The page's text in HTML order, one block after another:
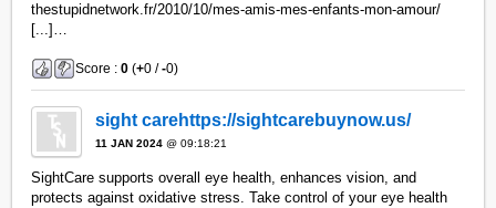
thestupidnetwork.fr/2010/10/mes-amis-mes-enfants-mon-amour/
[...]…
Score :0 (+0 /-0)
sight carehttps://sightcarebuynow.us/
11 JAN 2024 @ 09:18:21
SightCare supports overall eye health, enhances vision, and
protects against oxidative stress. Take control of your eye health